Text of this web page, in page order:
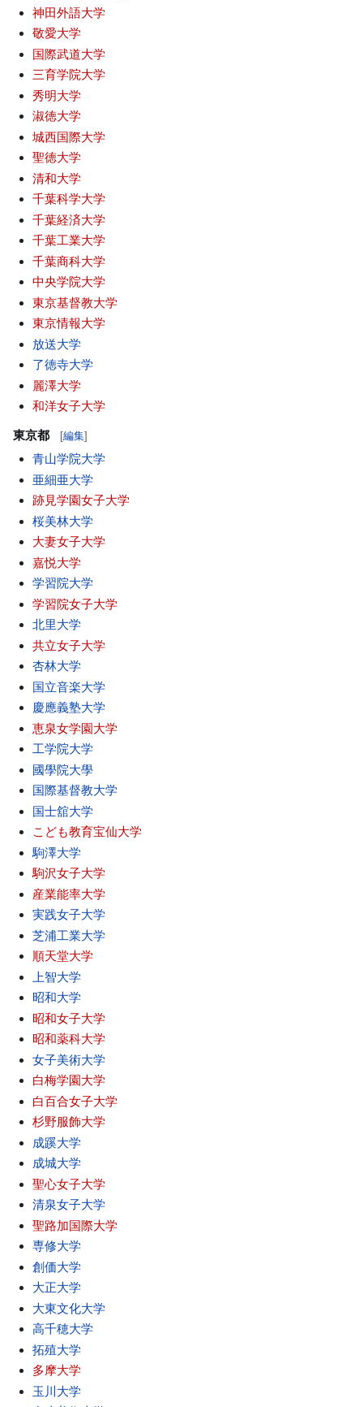
神田外語大学
敬愛大学
国際武道大学
三育学院大学
秀明大学
淑徳大学
城西国際大学
聖徳大学
清和大学
千葉科学大学
千葉経済大学
千葉工業大学
千葉商科大学
中央学院大学
東京基督教大学
東京情報大学
放送大学
了徳寺大学
麗澤大学
和洋女子大学
東京都 [編集]
青山学院大学
亜細亜大学
跡見学園女子大学
桜美林大学
大妻女子大学
嘉悦大学
学習院大学
学習院女子大学
北里大学
共立女子大学
杏林大学
国立音楽大学
慶應義塾大学
恵泉女学園大学
工学院大学
國學院大學
国際基督教大学
国士舘大学
こども教育宝仙大学
駒澤大学
駒沢女子大学
産業能率大学
実践女子大学
芝浦工業大学
順天堂大学
上智大学
昭和大学
昭和女子大学
昭和薬科大学
女子美術大学
白梅学園大学
白百合女子大学
杉野服飾大学
成蹊大学
成城大学
聖心女子大学
清泉女子大学
聖路加国際大学
専修大学
創価大学
大正大学
大東文化大学
高千穂大学
拓殖大学
多摩大学
玉川大学